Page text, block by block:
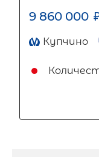
9 860 000
Купчино